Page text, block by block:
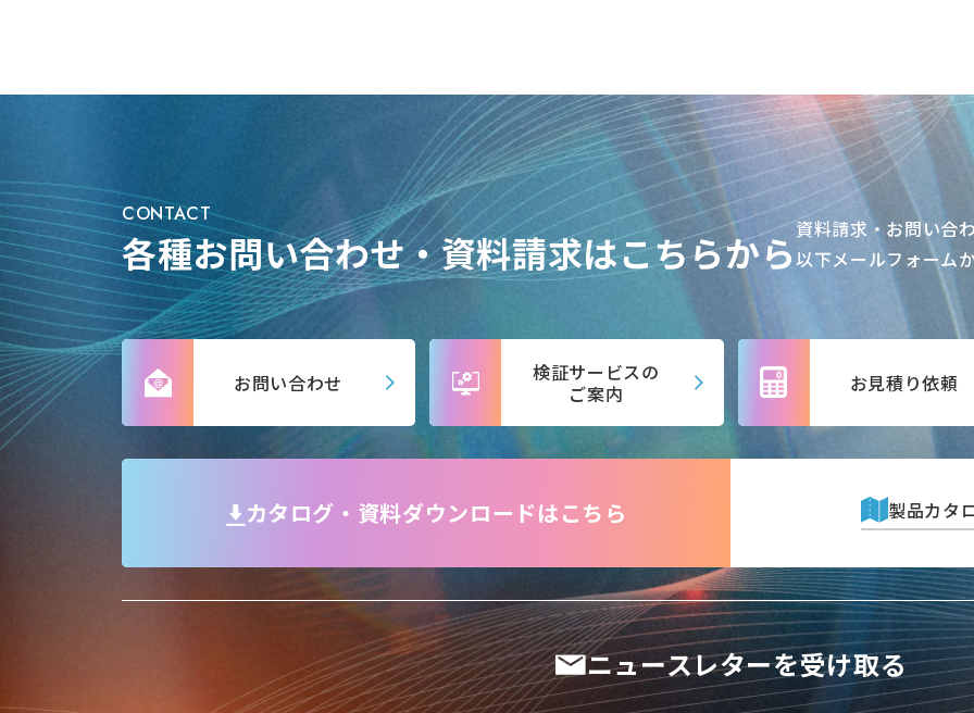
CONTACT
各種お問い合わせ・資料請求はこちらから資料請求・お問い合
以下メールフォーム
お問い合わせ
検証サービスの
ご案内
お見積り依頼
カタログ・資料ダウンロードはこちら 製品カタ
ニュースレターを受け取る